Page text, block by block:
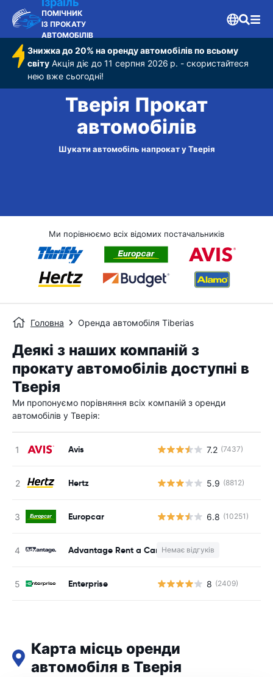
ПОМІЧНИК
ІЗ ПРОКАТУ
АВТОМОБІЛІВ
Знижка до 20% на оренду автомобілів по всьому
світу Акція діє до 11 серпня 2026 р. - скористайтеся
нею вже сьогодні!
Тверія Прокат
автомобілів
Шукати автомобіль напрокат у Тверія
Ми порівнюємо всіх відомих постачальників
Головна Оренда автомобіля Tiberias
Деякі з наших компаній з
прокату автомобілів доступні в
Тверія
Ми пропонуємо порівняння всіх компаній з оренди
автомобілів у Тверія:
Avis 7.2 (7437)
Hertz 5.9 (8812)
Europcar 6.8 (10251)
Advantage Rent a Car Немає відгуків
Enterprise 8 (2409)
Карта місць оренди
автомобіля в Тверія